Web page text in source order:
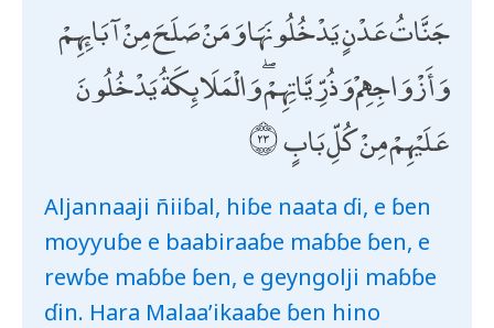
جَنَّاتُ عَدْنٍ يَدْخُلُونَهَا وَمَنْ صَلَحَ مِنْ آبَائِهِمْ
وَأَزْوَاجِهِمْ وَذُرِّيَّاتِهِمْ ۖ وَالْمَلَائِكَةُ يَدْخُلُونَ
عَلَيْهِمْ مِنْ كُلِّ بَابٍ
Aljannaaji ñiiɓal, hiɓe naata ɗi, e ɓen
moƴƴuɓe e baabiraaɓe maɓɓe ɓen, e
rewɓe maɓɓe ɓen, e geyngolji maɓɓe
ɗin. Hara Malaa’ikaaɓe ɓen hino